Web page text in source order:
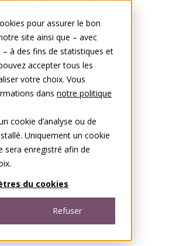
pour assurer le bon
site ainsi que – avec
à des fins de statistiques et
accepter tous les
votre choix. Vous
dans notre politique
cookie d’analyse ou de
Uniquement un cookie
sera enregistré afin de
du cookies
Refuser